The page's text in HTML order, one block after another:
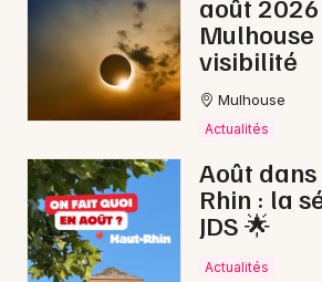
août
Mulhouse
visibilité
Mulhouse
Actualités
Août
Rhin : la
JDS 🌟
Actualités